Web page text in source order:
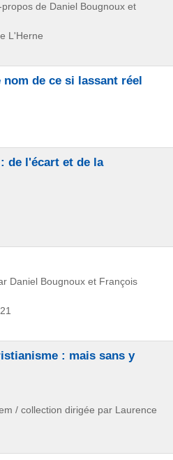
de Daniel Bougnoux et
L'Herne
de ce si lassant réel
de l'écart et de la
Daniel Bougnoux et François
: mais sans y
/ collection dirigée par Laurence